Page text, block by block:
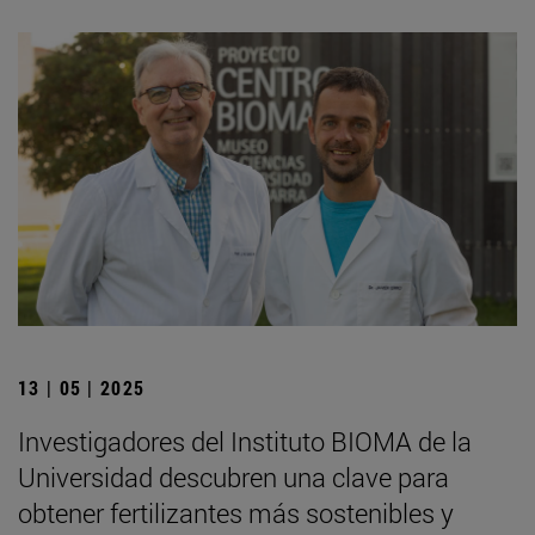
13 | 05 | 2025
Investigadores del Instituto BIOMA de la
Universidad descubren una clave para
obtener fertilizantes más sostenibles y